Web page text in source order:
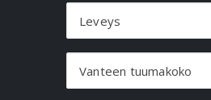
Leveys
Vanteen tuumakoko